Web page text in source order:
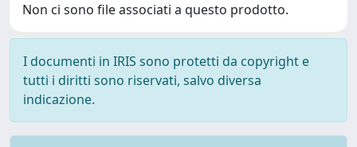
Non ci sono file associati a questo prodotto.
I documenti in IRIS sono protetti da copyright e
tutti i diritti sono riservati, salvo diversa
indicazione.